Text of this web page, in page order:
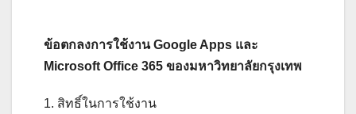
ข้อตกลงการใช้งาน Google Apps และ
Microsoft Office 365 ของมหาวิทยาลัยกรุงเทพ
1. สิทธิ์ในการใช้งาน